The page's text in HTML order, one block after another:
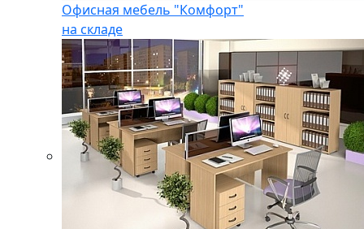
Офисная мебель "Комфорт"
на складе